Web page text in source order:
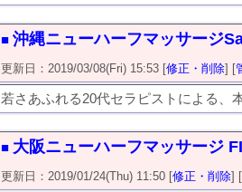
■ 沖縄ニューハーフマッサージ
更新日：2019/03/08(Fri) 15:53 [修正・削除] [
若さあふれる20代セラピストによる、
■ 大阪ニューハーフマッサージ
更新日：2019/01/24(Thu) 11:50 [修正・削除] [